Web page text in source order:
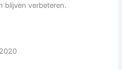
blijven verbeteren.